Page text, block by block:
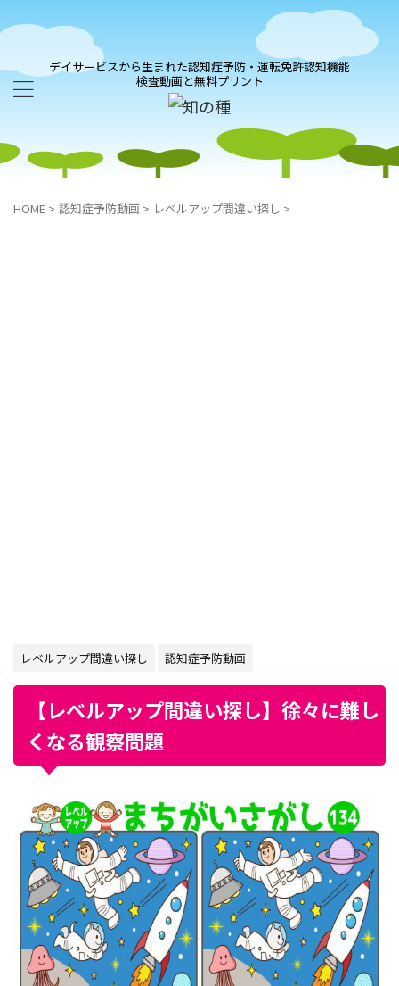
デイサービスから生まれた認知症予防・運転免許認知機能
検査動画と無料プリント
HOME > 認知症予防動画 > レベルアップ間違い探し >
レベルアップ間違い探し 認知症予防動画
【レベルアップ間違い探し】徐々に難し
くなる観察問題